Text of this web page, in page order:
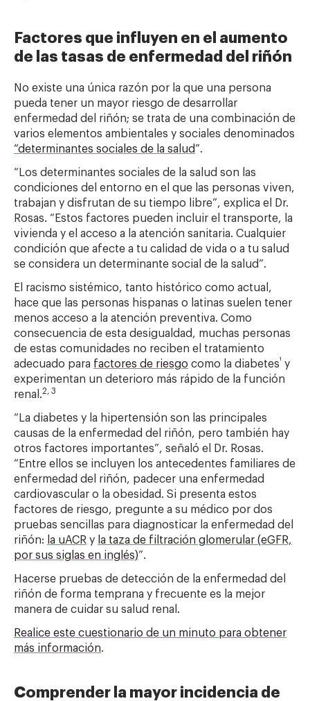
Factores que influyen en el aumento
de las tasas de enfermedad del riñón
No existe una única razón por la que una persona
pueda tener un mayor riesgo de desarrollar
enfermedad del riñón; se trata de una combinación de
varios elementos ambientales y sociales denominados
“determinantes sociales de la salud”.
“Los determinantes sociales de la salud son las
condiciones del entorno en el que las personas viven,
trabajan y disfrutan de su tiempo libre”, explica el Dr.
Rosas. “Estos factores pueden incluir el transporte, la
vivienda y el acceso a la atención sanitaria. Cualquier
condición que afecte a tu calidad de vida o a tu salud
se considera un determinante social de la salud”.
El racismo sistémico, tanto histórico como actual,
hace que las personas hispanas o latinas suelen tener
menos acceso a la atención preventiva. Como
consecuencia de esta desigualdad, muchas personas
de estas comunidades no reciben el tratamiento
adecuado para factores de riesgo como la diabetes¹ y
experimentan un deterioro más rápido de la función
renal.2, 3
“La diabetes y la hipertensión son las principales
causas de la enfermedad del riñón, pero también hay
otros factores importantes”, señaló el Dr. Rosas.
“Entre ellos se incluyen los antecedentes familiares de
enfermedad del riñón, padecer una enfermedad
cardiovascular o la obesidad. Si presenta estos
factores de riesgo, pregunte a su médico por dos
pruebas sencillas para diagnosticar la enfermedad del
riñón: la uACR y la taza de filtración glomerular (eGFR,
por sus siglas en inglés)”.
Hacerse pruebas de detección de la enfermedad del
riñón de forma temprana y frecuente es la mejor
manera de cuidar su salud renal.
Realice este cuestionario de un minuto para obtener
más información.
Comprender la mayor incidencia de